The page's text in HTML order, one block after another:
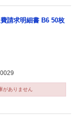
請求明細書 B6 50枚
がありません